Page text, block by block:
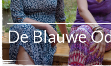
De Blauwe